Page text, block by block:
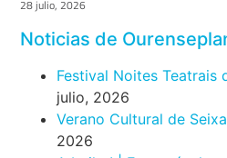
Berete Rock 2026 |
Chapela